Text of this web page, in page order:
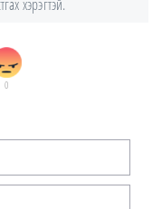
хэрэгтэй.
0